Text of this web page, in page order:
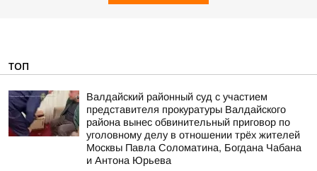
ТОП
Валдайский районный суд с участием
представителя прокуратуры Валдайского
района вынес обвинительный приговор по
уголовному делу в отношении трёх жителей
Москвы Павла Соломатина, Богдана Чабана
и Антона Юрьева